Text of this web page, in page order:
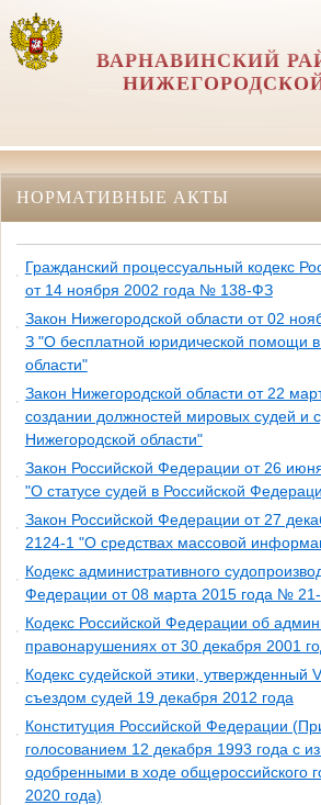
ВАРНАВИНСКИЙ
НОРМАТИВНЫЕ АКТЫ
Гражданский процессуальный кодекс
от 14 ноября 2002 года № 138-ФЗ
Закон Нижегородской области от 02
З "О бесплатной юридической помощи в
области"
Закон Нижегородской области от 22
создании должностей мировых судей и
Нижегородской области"
Закон Российской Федерации от 26
"О статусе судей в Российской
Закон Российской Федерации от 27
2124-1 "О средствах массовой
Кодекс административного
Федерации от 08 марта 2015 года №
Кодекс Российской Федерации об
правонарушениях от 30 декабря 2001
Кодекс судейской этики, утвержденный
съездом судей 19 декабря 2012 года
Конституция Российской Федерации
голосованием 12 декабря 1993 года с
одобренными в ходе общероссийского
2020 года)